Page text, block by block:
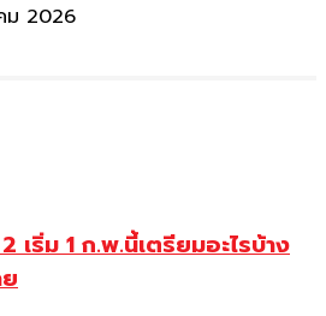
ม 2026
เริ่ม 1 ก.พ.นี้เตรียมอะไรบ้าง